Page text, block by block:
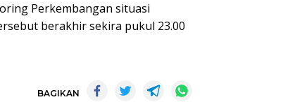
Perkembangan situasi
berakhir sekira pukul 23.00
BAGIKAN